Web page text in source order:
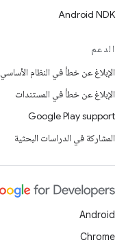
Android NDK
الدعم
الإبلاغ عن خطأ في النظام الأساسي
الإبلاغ عن خطأ في المستندات
Google Play support
المشاركة في الدراسات البحثية
Android
Chrome